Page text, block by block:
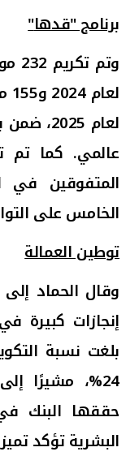
برنامج "قدها"
لعام
المتفوقين في
الخامس على
توطين العمالة
وقال الحماد
إنجازات كبيرة
بلغت نسبة التكويت
24% ، مشيرًا
حققها البنك
البشرية تؤكد